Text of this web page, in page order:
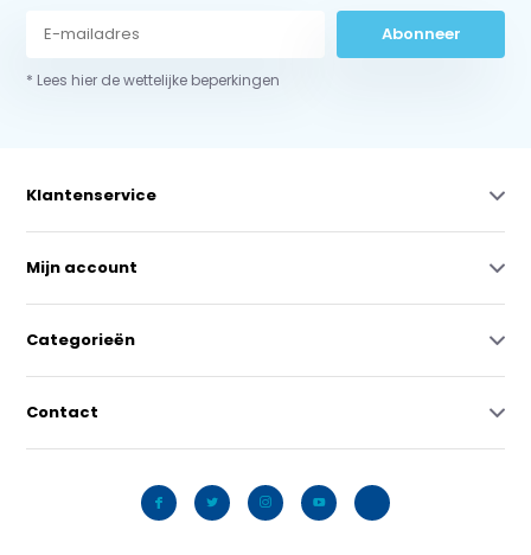
Abonneer
* Lees hier de wettelijke beperkingen
Klantenservice
Mijn account
Categorieën
Contact